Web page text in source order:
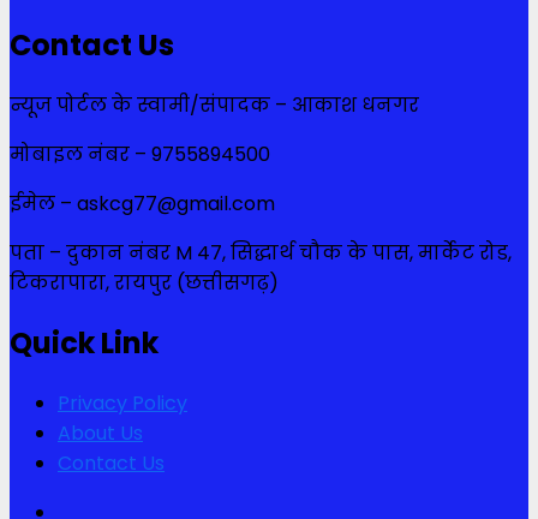
Contact Us
न्यूज पोर्टल के स्वामी/संपादक – आकाश धनगर
मोबाइल नंबर – 9755894500
ईमेल – askcg77@gmail.com
पता – दुकान नंबर M 47, सिद्धार्थ चौक के पास, मार्केट रोड,
टिकरापारा, रायपुर (छत्तीसगढ़)
Quick Link
Privacy Policy
About Us
Contact Us